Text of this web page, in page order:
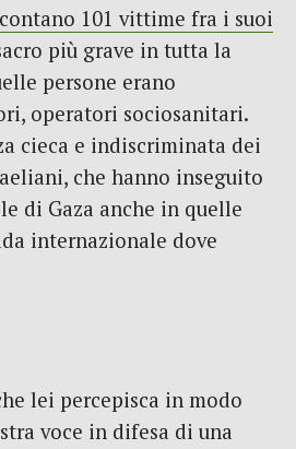
101 vittime fra i suoi
più grave in tutta la
persone erano
operatori sociosanitari.
cieca e indiscriminata dei
che hanno inseguito
di Gaza anche in quelle
internazionale dove
lei percepisca in modo
voce in difesa di una